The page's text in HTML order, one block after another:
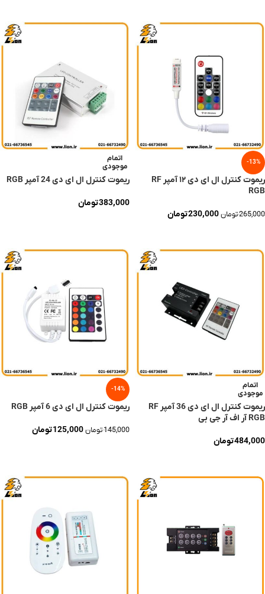
-13%
ریموت کنترل ال‌ ای‌ دی ۱۲ آمپر RF
RGB
265,000تومان230,000تومان
اتمام
موجودی
ریموت کنترل ال ای دی 24 آمپر RGB
383,000تومان
اتمام
موجودی
ریموت کنترل ال ای دی 36 آمپر RF
RGB آر اف آر جی بی
484,000تومان
-14%
ریموت کنترل ال ای دی 6 آمپر RGB
145,000تومان125,000تومان